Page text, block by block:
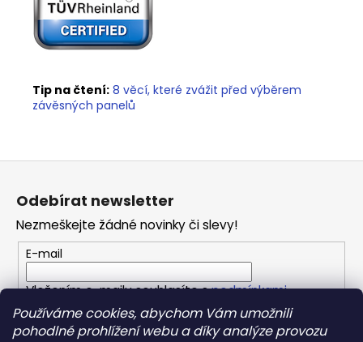
Používáme cookies, abychom Vám umožnili
pohodlné prohlížení webu a díky analýze provozu
Tip na čtení: 8 věcí, které zvážit před výběrem
závěsných panelů
Odebírat newsletter
Nezmeškejte žádné novinky či slevy!
E-mail
Vložením e-mailu souhlasíte spodmínkami
ochrany osobních údajů